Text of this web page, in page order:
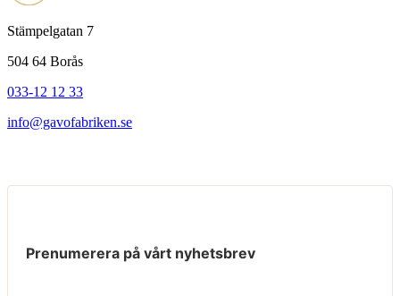
Stämpelgatan 7
504 64 Borås
033-12 12 33
info@gavofabriken.se
Prenumerera på vårt nyhetsbrev